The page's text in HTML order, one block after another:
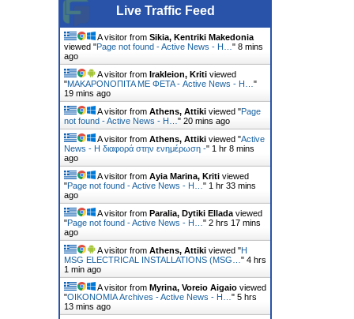
Live Traffic Feed
A visitor from Sikia, Kentriki Makedonia
viewed "Page not found - Active News - Η… " 8 mins
ago
A visitor from Irakleion, Kriti viewed
"ΜΑΚΑΡΟΝΟΠΙΤΑ ΜΕ ΦΕΤΑ - Active News - Η… "
19 mins ago
A visitor from Athens, Attiki viewed "Page
not found - Active News - Η… " 20 mins ago
A visitor from Athens, Attiki viewed "Active
News - Η διαφορά στην ενημέρωση -" 1 hr 8 mins
ago
A visitor from Ayia Marina, Kriti viewed
"Page not found - Active News - Η… " 1 hr 33 mins
ago
A visitor from Paralia, Dytiki Ellada viewed
"Page not found - Active News - Η… " 2 hrs 17 mins
ago
A visitor from Athens, Attiki viewed "Η
MSG ELECTRICAL INSTALLATIONS (MSG… " 4 hrs
1 min ago
A visitor from Myrina, Voreio Aigaio viewed
"ΟΙΚΟΝΟΜΙΑ Archives - Active News - Η… " 5 hrs
13 mins ago